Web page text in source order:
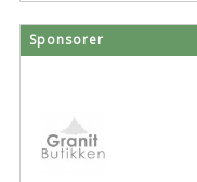
Sponsorer